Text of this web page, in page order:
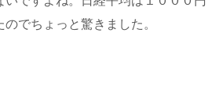
でちょっと驚きました。